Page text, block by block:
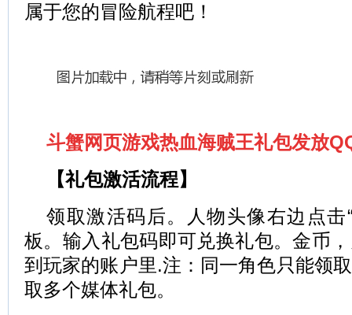
属于您的冒险航程吧！
斗蟹网页游戏热血海贼王礼包发放
【礼包激活流程】
领取激活码后。人物头像右边点击
板。输入礼包码即可兑换礼包。金币
到玩家的账户里.注：同一角色只能领
取多个媒体礼包。